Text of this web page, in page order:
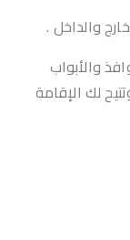
والداخل .
والأبواب
لك الإقامة